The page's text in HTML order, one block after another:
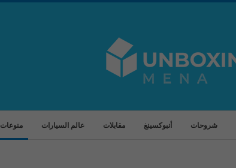
شروحات أنبوكسينغ مقابلات عالم السيارات منوعات